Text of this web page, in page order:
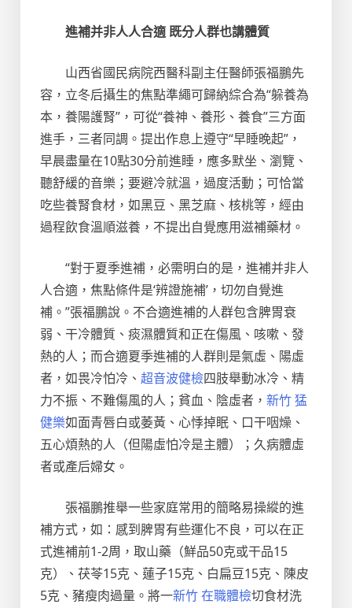
進補并非人人合適 既分人群也講體質
山西省國民病院西醫科副主任醫師張福鵬先
容，立冬后攝生的焦點準繩可歸納綜合為“躲養為
本，養陽護腎”，可從“養神、養形、養食”三方面
進手，三者同調。提出作息上遵守“早睡晚起”，
早晨盡量在10點30分前進睡，應多默坐、瀏覽、
聽舒緩的音樂；要避冷就溫，過度活動；可恰當
吃些養腎食材，如黑豆、黑芝麻、核桃等，經由
過程飲食溫順滋養，不提出自覺應用滋補藥材。
“對于夏季進補，必需明白的是，進補并非人
人合適，焦點條件是‘辨證施補’，切勿自覺進
補。”張福鵬說。不合適進補的人群包含脾胃衰
弱、干冷體質、痰濕體質和正在傷風、咳嗽、發
熱的人；而合適夏季進補的人群則是氣虛、陽虛
者，如畏冷怕冷、 超音波健檢四肢舉動冰冷、精
力不振、不難傷風的人；貧血、陰虛者， 新竹 猛
健樂如面青唇白或萎黃、心悸掉眠、口干咽燥、
五心煩熱的人（但陽虛怕冷是主體）；久病體虛
者或產后婦女。
張福鵬推舉一些家庭常用的簡略易操縱的進
補方式，如：感到脾胃有些運化不良，可以在正
式進補前1-2周，取山藥（鮮品50克或干品15
克）、茯苓15克、蓮子15克、白扁豆15克、陳皮
5克、豬瘦肉過量。將一新竹 在職體檢切食材洗